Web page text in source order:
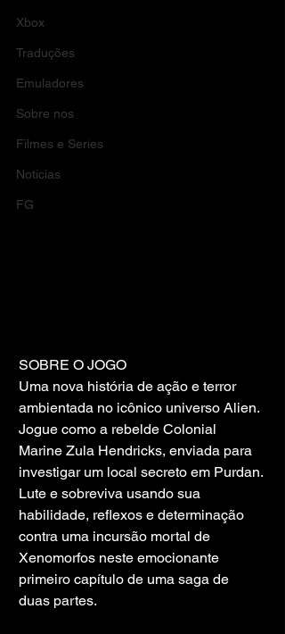
Xbox
Traduções
Emuladores
Sobre nos
Filmes e Series
Noticias
FG
SOBRE O JOGO
Uma nova história de ação e terror
ambientada no icônico universo Alien.
Jogue como a rebelde Colonial
Marine Zula Hendricks, enviada para
investigar um local secreto em Purdan.
Lute e sobreviva usando sua
habilidade, reflexos e determinação
contra uma incursão mortal de
Xenomorfos neste emocionante
primeiro capítulo de uma saga de
duas partes.